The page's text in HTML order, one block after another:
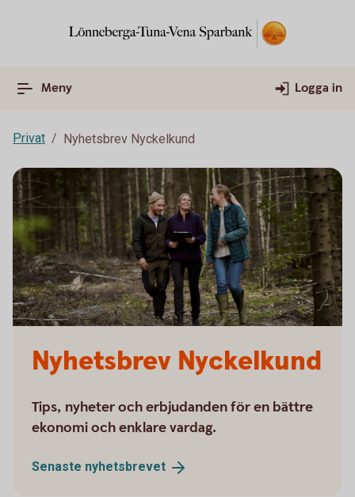
Meny Logga in
Privat Nyhetsbrev Nyckelkund
Nyhetsbrev Nyckelkund
Tips, nyheter och erbjudanden för en bättre
ekonomi och enklare vardag.
Senaste nyhetsbrevet